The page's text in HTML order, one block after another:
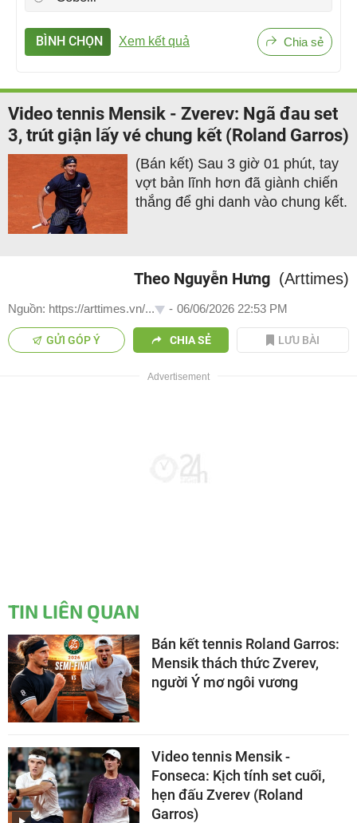
BÌNH CHỌN Xem kết quả Chia sẻ
Video tennis Mensik - Zverev: Ngã đau set
3, trút giận lấy vé chung kết (Roland Garros)
(Bán kết) Sau 3 giờ 01 phút, tay
vợt bản lĩnh hơn đã giành chiến
thắng để ghi danh vào chung kết.
Theo Nguyễn Hưng (Arttimes)
Nguồn: https://arttimes.vn/... - 06/06/2026 22:53 PM
GỬI GÓP Ý CHIA SẺ LƯU BÀI
TIN LIÊN QUAN
Bán kết tennis Roland Garros:
Mensik thách thức Zverev,
người Ý mơ ngôi vương
Video tennis Mensik -
Fonseca: Kịch tính set cuối,
hẹn đấu Zverev (Roland
Garros)